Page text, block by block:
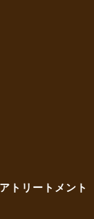
トリートメント